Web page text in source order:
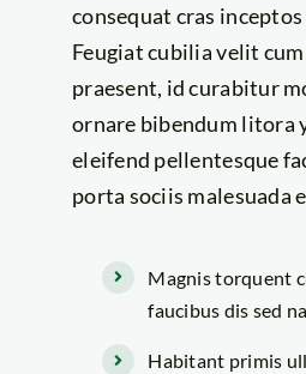
consequat cras
Feugiat cubilia velit
praesent, id curabitur
ornare bibendum litora
eleifend pellentesque
porta sociis malesuada
Magnis torquent
faucibus dis sed
Habitant primis